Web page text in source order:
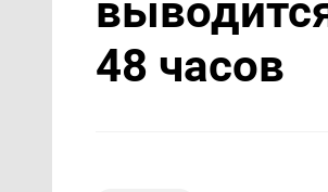
48 часов